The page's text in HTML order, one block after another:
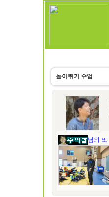
높이뛰기 수업
님의 또